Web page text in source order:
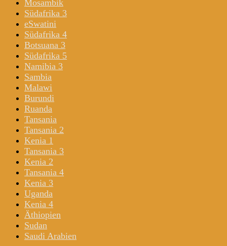
Mosambik
Südafrika 3
eSwatini
Südafrika 4
Botsuana 3
Südafrika 5
Namibia 3
Sambia
Malawi
Burundi
Ruanda
Tansania
Tansania 2
Kenia 1
Tansania 3
Kenia 2
Tansania 4
Kenia 3
Uganda
Kenia 4
Äthiopien
Sudan
Saudi Arabien